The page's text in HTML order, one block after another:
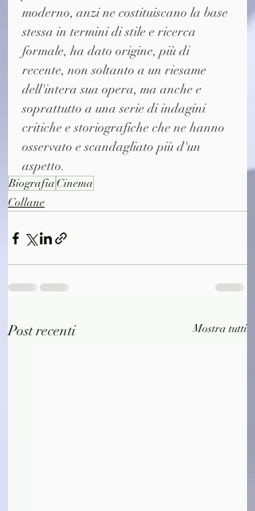
moderno, anzi ne costituiscano la base
stessa in termini di stile e ricerca
formale, ha dato origine, più di
recente, non soltanto a un riesame
dell'intera sua opera, ma anche e
soprattutto a una serie di indagini
critiche e storiografiche che ne hanno
osservato e scandagliato più d'un
aspetto.
BiografiaCinema
Collane
Post recenti Mostra tutti